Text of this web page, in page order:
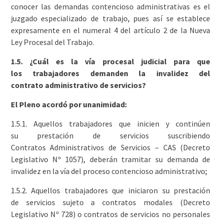
conocer las demandas contencioso administrativas es el
juzgado especializado de trabajo, pues así se establece
expresamente en el numeral 4 del artículo 2 de la Nueva
Ley Procesal del Trabajo.
1.5. ¿Cuál es la vía procesal judicial para que
los trabajadores demanden la invalidez del
contrato administrativo de servicios?
El Pleno acordó por unanimidad:
1.5.1. Aquellos trabajadores que inicien y continúen
su prestación de servicios suscribiendo
Contratos Administrativos de Servicios – CAS (Decreto
Legislativo Nº 1057), deberán tramitar su demanda de
invalidez en la vía del proceso contencioso administrativo;
1.5.2. Aquellos trabajadores que iniciaron su prestación
de servicios sujeto a contratos modales (Decreto
Legislativo Nº 728) o contratos de servicios no personales